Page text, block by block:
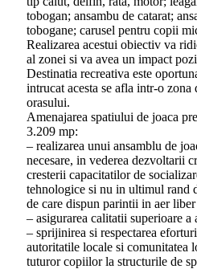
tobogan; ansambu de catarat;
tobogane; carusel pentru copii
Realizarea acestui obiectiv va
al zonei si va avea un impact
Destinatia recreativa este
intrucat acesta se afla intr-o zona
orasului.
Amenajarea spatiului de joaca
3.209 mp:
– realizarea unui ansamblu de
necesare, in vederea dezvoltarii
cresterii capacitatilor de
tehnologice si nu in ultimul rand
de care dispun parintii in aer liber
– asigurarea calitatii superioare
– sprijinirea si respectarea
autoritatile locale si comunitatea
tuturor copiilor la structurile de